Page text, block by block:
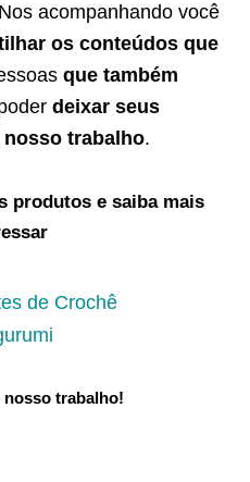
acompanhando você
os conteúdos que
que também
deixar seus
nosso trabalho.
produtos e saiba mais
de Crochê
trabalho!